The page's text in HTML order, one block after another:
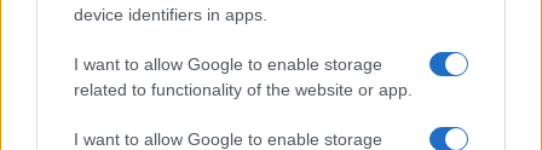
device identifiers in apps.
I want to allow Google to enable storage
related to functionality of the website or app.
I want to allow Google to enable storage
Sigue leyendo